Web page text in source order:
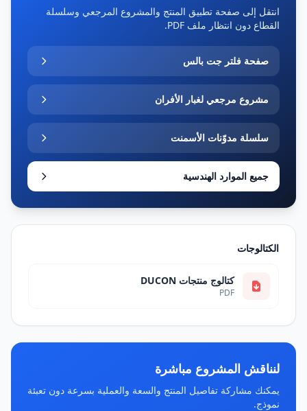
انتقل إلى صفحة تطبيق المنتج والمشروع المرجعي وسلسلة
القطاع دون انتظار ملف PDF.
صفحة فلتر جت بالس
مشروع مرجعي لغبار الأفران
سلسلة مدوّنات الأسمنت
جميع الموارد الهندسية
الكتالوجات
كتالوج منتجات DUCON
PDF
لنناقش المشروع مباشرة
يمكنك مشاركة تفاصيل المنتج والسعة والعملية بسرعة دون تعبئة
نموذج.